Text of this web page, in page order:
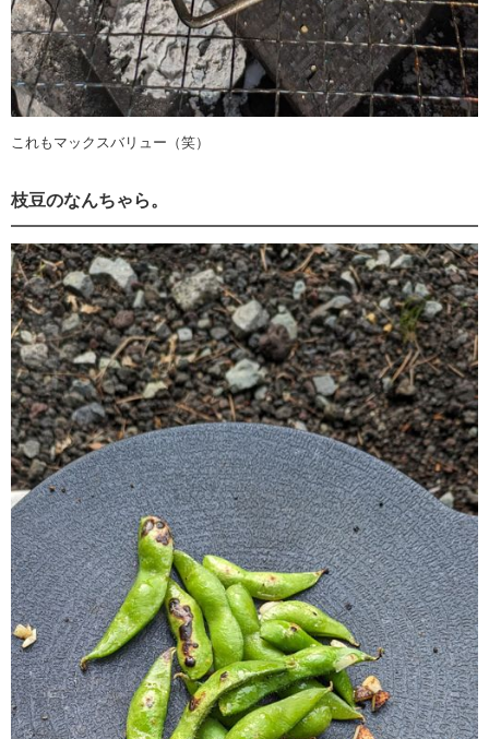
これもマックスバリュー（笑）
枝豆のなんちゃら。